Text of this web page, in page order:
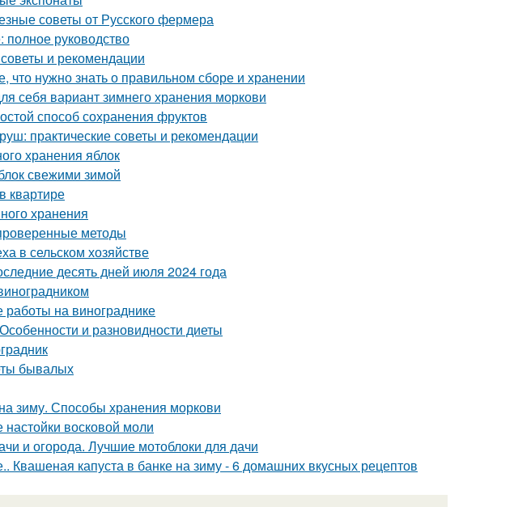
советы от Русского фермера
полное руководство
и рекомендации
нужно знать о правильном сборе и хранении
себя вариант зимнего хранения моркови
способ сохранения фруктов
практические советы и рекомендации
хранения яблок
свежими зимой
квартире
хранения
методы
в сельском хозяйстве
десять дней июля 2024 года
работы на винограднике
и разновидности диеты
бывалых
зиму. Способы хранения моркови
восковой моли
и огорода. Лучшие мотоблоки для дачи
Квашеная капуста в банке на зиму - 6 домашних вкусных рецептов